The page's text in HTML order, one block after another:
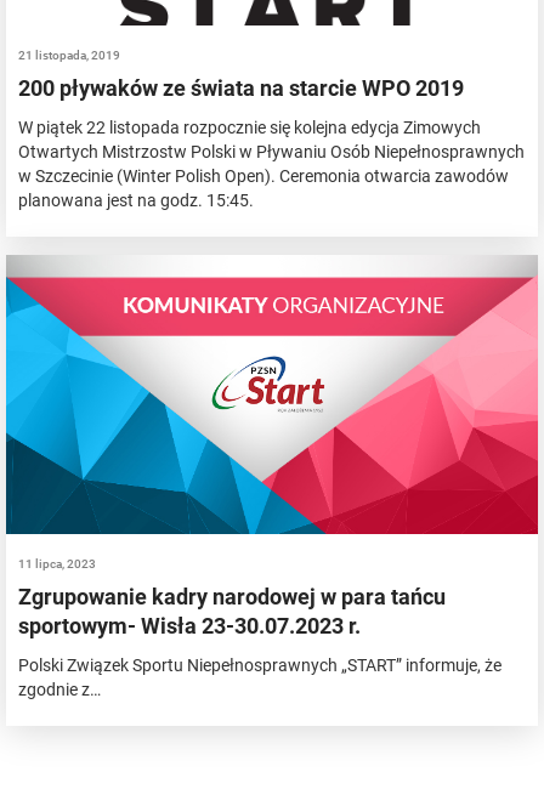
21 listopada, 2019
200 pływaków ze świata na starcie WPO 2019
W piątek 22 listopada rozpocznie się kolejna edycja Zimowych
Otwartych Mistrzostw Polski w Pływaniu Osób Niepełnosprawnych
w Szczecinie (Winter Polish Open). Ceremonia otwarcia zawodów
planowana jest na godz. 15:45.
11 lipca, 2023
Zgrupowanie kadry narodowej w para tańcu
sportowym- Wisła 23-30.07.2023 r.
Polski Związek Sportu Niepełnosprawnych „START” informuje, że
zgodnie z…